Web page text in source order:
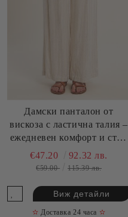
Дамски панталон от
вискоза с ластична талия –
ежедневен комфорт и стил
MOLLY BRACKEN (SKU)
G961EE
€47.20 92.32 лв.
€59.00 115.39 лв.
Виж детайли
✫ Доставка 24 часа ✫